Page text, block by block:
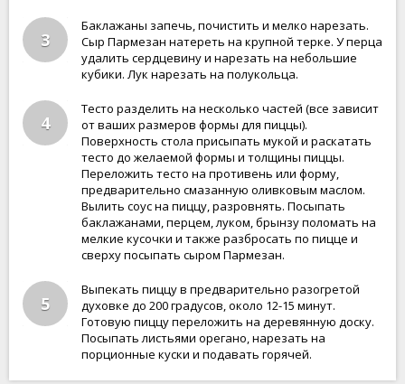
3
Баклажаны запечь, почистить и мелко нарезать.
Сыр Пармезан натереть на крупной терке. У перца
удалить сердцевину и нарезать на небольшие
кубики. Лук нарезать на полукольца.
4
Тесто разделить на несколько частей (все зависит
от ваших размеров формы для пиццы).
Поверхность стола присыпать мукой и раскатать
тесто до желаемой формы и толщины пиццы.
Переложить тесто на противень или форму,
предварительно смазанную оливковым маслом.
Вылить соус на пиццу, разровнять. Посыпать
баклажанами, перцем, луком, брынзу поломать на
мелкие кусочки и также разбросать по пицце и
сверху посыпать сыром Пармезан.
5
Выпекать пиццу в предварительно разогретой
духовке до 200 градусов, около 12-15 минут.
Готовую пиццу переложить на деревянную доску.
Посыпать листьями орегано, нарезать на
порционные куски и подавать горячей.